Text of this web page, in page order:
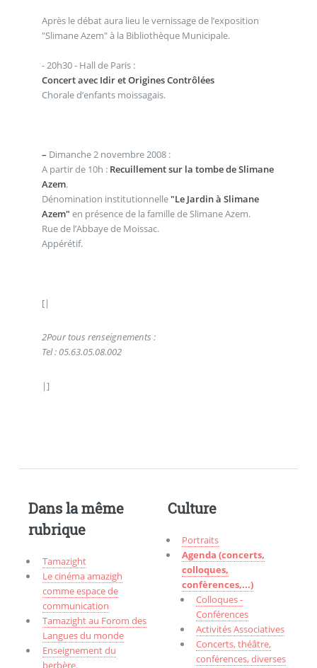
Après le débat aura lieu le vernissage de l’exposition
"Slimane Azem" à la Bibliothèque Municipale.
- 20h30 - Hall de Paris :
Concert avec Idir et Origines Contrôlées
Chorale d’enfants moissagais.
– Dimanche 2 novembre 2008 :
A partir de 10h : Recuillement sur la tombe de Slimane
Azem.
Dénomination institutionnelle "Le Jardin à Slimane
Azem" en présence de la famille de Slimane Azem.
Rue de l’Abbaye de Moissac.
Appérétif.
[|
2Pour tous renseignements :
Tel : 05.63.05.08.002
|]
Dans la même
rubrique
Tamazight
Le cinéma amazigh
comme espace de
communication
Tamazight au Forom des
Langues du monde
Enseignement du
berbère.
Culture
Portraits
Agenda (concerts,
colloques,
confèrences,...)
Colloques -
Conférences
Activités Associatives
Concerts, théâtre,
conférences, diverses